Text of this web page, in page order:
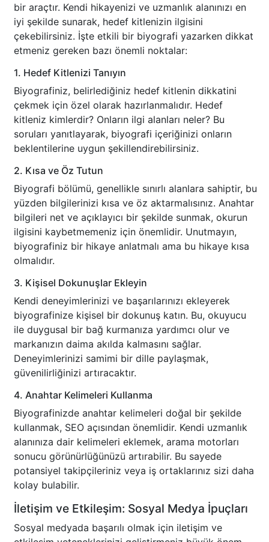
bir araçtır. Kendi hikayenizi ve uzmanlık alanınızı en
iyi şekilde sunarak, hedef kitlenizin ilgisini
çekebilirsiniz. İşte etkili bir biyografi yazarken dikkat
etmeniz gereken bazı önemli noktalar:
1. Hedef Kitlenizi Tanıyın
Biyografiniz, belirlediğiniz hedef kitlenin dikkatini
çekmek için özel olarak hazırlanmalıdır. Hedef
kitleniz kimlerdir? Onların ilgi alanları neler? Bu
soruları yanıtlayarak, biyografi içeriğinizi onların
beklentilerine uygun şekillendirebilirsiniz.
2. Kısa ve Öz Tutun
Biyografi bölümü, genellikle sınırlı alanlara sahiptir, bu
yüzden bilgilerinizi kısa ve öz aktarmalısınız. Anahtar
bilgileri net ve açıklayıcı bir şekilde sunmak, okurun
ilgisini kaybetmemeniz için önemlidir. Unutmayın,
biyografiniz bir hikaye anlatmalı ama bu hikaye kısa
olmalıdır.
3. Kişisel Dokunuşlar Ekleyin
Kendi deneyimlerinizi ve başarılarınızı ekleyerek
biyografinize kişisel bir dokunuş katın. Bu, okuyucu
ile duygusal bir bağ kurmanıza yardımcı olur ve
markanızın daima akılda kalmasını sağlar.
Deneyimlerinizi samimi bir dille paylaşmak,
güvenilirliğinizi artıracaktır.
4. Anahtar Kelimeleri Kullanma
Biyografinizde anahtar kelimeleri doğal bir şekilde
kullanmak, SEO açısından önemlidir. Kendi uzmanlık
alanınıza dair kelimeleri eklemek, arama motorları
sonucu görünürlüğünüzü artırabilir. Bu sayede
potansiyel takipçileriniz veya iş ortaklarınız sizi daha
kolay bulabilir.
İletişim ve Etkileşim: Sosyal Medya İpuçları
Sosyal medyada başarılı olmak için iletişim ve